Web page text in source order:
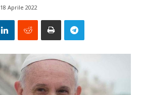
18 Aprile 2022